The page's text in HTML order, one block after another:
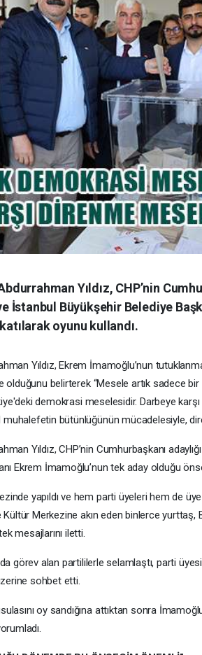
Yıldız, CHP’nin
Büyükşehir Belediye
oyunu kullandı.
Yıldız, Ekrem İmamoğlu’nun
belirterek “Mesele artık sadece bir
demokrasi meselesidir. Darbeye
bütünlüğünün mücadelesiyle,
Yıldız, CHP’nin Cumhurbaşkanı
Ekrem İmamoğlu’nun tek aday olduğu
yapıldı ve hem parti üyeleri hem de
Merkezine akın eden binlerce yurttaş,
mesajlarını iletti.
görev alan partililerle selamlaştı, parti
sohbet etti.
oy sandığına attıktan sonra